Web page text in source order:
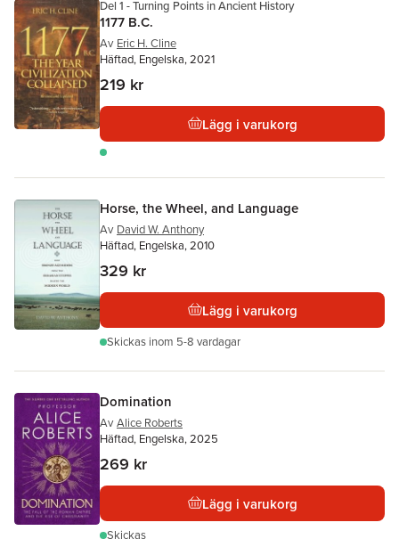
Del 1 - Turning Points in Ancient History
1177 B.C.
Av Eric H. Cline
Häftad, Engelska, 2021
219 kr
Lägg i varukorg
Horse, the Wheel, and Language
Av David W. Anthony
Häftad, Engelska, 2010
329 kr
Lägg i varukorg
Skickas inom 5-8 vardagar
Domination
Av Alice Roberts
Häftad, Engelska, 2025
269 kr
Lägg i varukorg
Skickas